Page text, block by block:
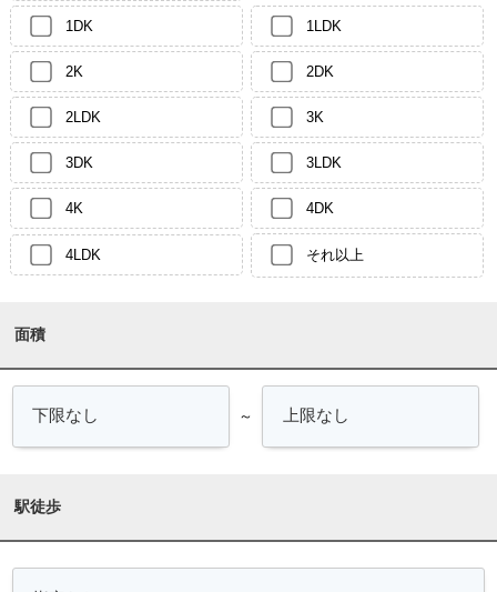
1DK 1LDK
2K 2DK
2LDK 3K
3DK 3LDK
4K 4DK
4LDK それ以上
面積
～
駅徒歩